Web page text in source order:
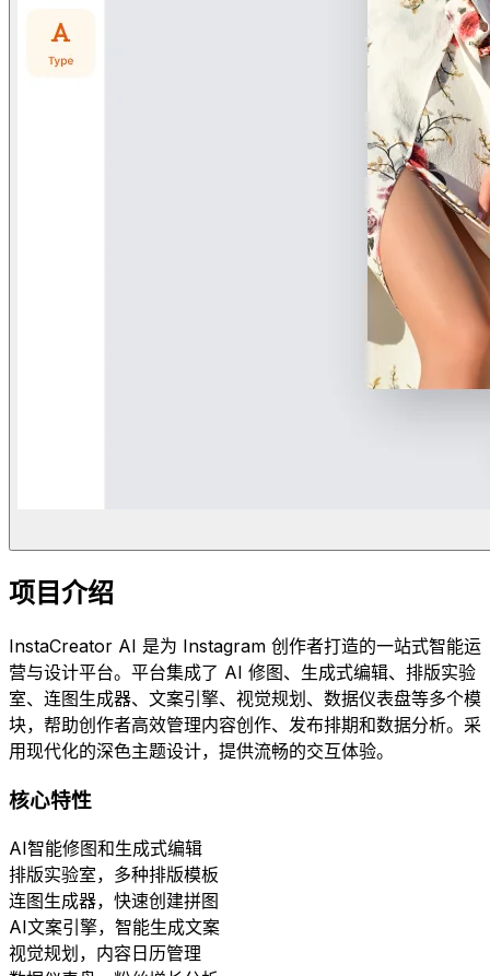
项目介绍
InstaCreator AI 是为 Instagram 创作者打造的一站式智能运
营与设计平台。平台集成了 AI 修图、生成式编辑、排版实验
室、连图生成器、文案引擎、视觉规划、数据仪表盘等多个模
块，帮助创作者高效管理内容创作、发布排期和数据分析。采
用现代化的深色主题设计，提供流畅的交互体验。
核心特性
AI智能修图和生成式编辑
排版实验室，多种排版模板
连图生成器，快速创建拼图
AI文案引擎，智能生成文案
视觉规划，内容日历管理